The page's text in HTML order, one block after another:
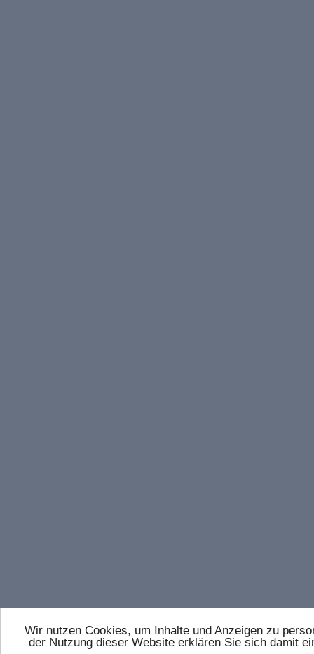
Wir nutzen Cookies, um Inhalte und Anzeigen zu
der Nutzung dieser Website erklären Sie sich damit